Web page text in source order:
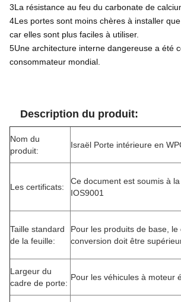
3La résistance au feu du carbonate de
4Les portes sont moins chères à installer
car elles sont plus faciles à utiliser.
5Une architecture interne dangereuse a été
consommateur mondial.
Description du produit:
Nom du
produit:
Israël Porte intérieure en
Les certificats:
Ce document est soumis à
IOS9001
Taille standard
de la feuille:
Pour les produits de base, le
conversion doit être
Largeur du
cadre de porte:
Pour les véhicules à moteur